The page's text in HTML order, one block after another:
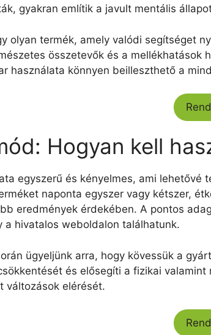
gyakran említik a javult mentális
olyan termék, amely valódi segítséget
összetevők és a
használata könnyen beilleszthető a
Hogyan kell
egyszerű és kényelmes, ami
naponta egyszer vagy kétszer,
eredmények érdekében. A pontos
a hivatalos weboldalon találhatunk.
ügyeljünk arra, hogy kövessük a
és elősegíti a fizikai
változások elérését.